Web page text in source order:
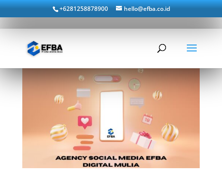
+6281258878900 hello@efba.co.id